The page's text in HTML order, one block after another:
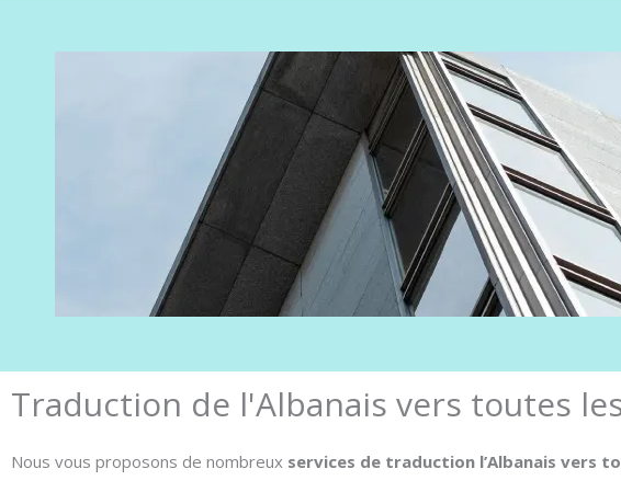
Traduction de l'Albanais vers toutes
Nous vous proposons de nombreux services de traduction l’Albanais vers